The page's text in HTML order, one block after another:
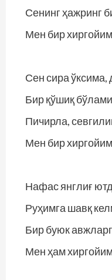
Сенинг ҳажринг
Мен бир
Сен сира
Бир қўшиқ
Пичирла,
Мен бир
Нафас янглиғ
Руҳимга шавқ
Бир буюк
Мен ҳам